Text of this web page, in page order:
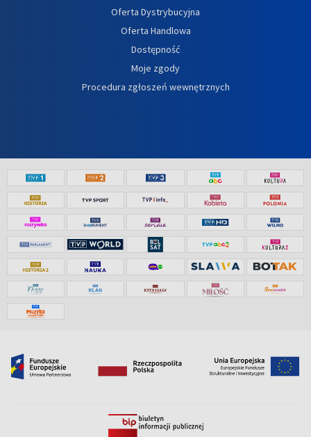
Oferta Dystrybucyjna
Oferta Handlowa
Dostępność
Moje zgody
Procedura zgłoszeń wewnętrznych